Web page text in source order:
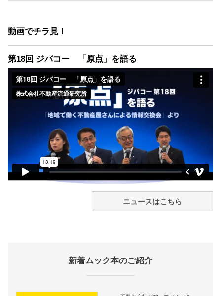
動画でチラ見！
第18回 ジバコー 「原点」を語る
ニュースはこちら
新着ムック本のご紹介